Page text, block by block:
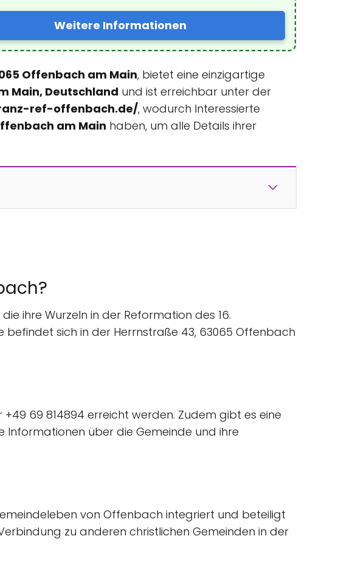
Weitere Informationen
Offenbach am Main, bietet eine einzigartige
Main, Deutschland und ist erreichbar unter der
ref-offenbach.de/, wodurch Interessierte
am Main haben, um alle Details ihrer
ihre Wurzeln in der Reformation des 16.
befindet sich in der Herrnstraße 43, 63065 Offenbach
69 814894 erreicht werden. Zudem gibt es eine
über die Gemeinde und ihre
von Offenbach integriert und beteiligt
zu anderen christlichen Gemeinden in der